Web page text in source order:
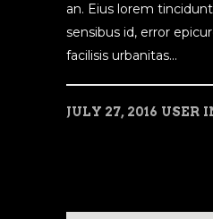
an. Eius lorem
sensibus id, error
facilisis urbanitas...
JULY 27, 2016 USER